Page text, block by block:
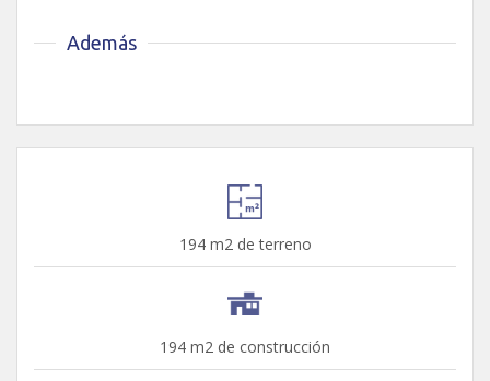
Además
194 m2 de terreno
194 m2 de construcción